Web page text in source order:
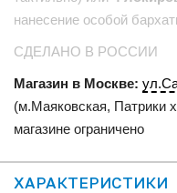
нанесение особой
СДЕЛАНО В РОССИИ
Магазин в Москве:
(м.Маяковская, Патрики
магазине ограничено
ХАРАКТЕРИСТИКИ